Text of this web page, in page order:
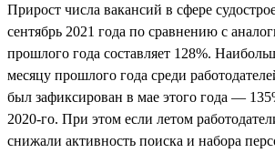
Прирост числа вакансий в сфере
сентябрь 2021 года по сравнению с
прошлого года составляет 128%.
месяцу прошлого года среди
был зафиксирован в мае этого года —
2020-го. При этом если летом
снижали активность поиска и набора